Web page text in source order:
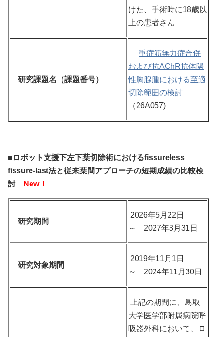
けた、手術時に18歳以
上の患者さん
研究課題名（課題番号）
重症筋無力症合併
および抗AChR抗体陽
性胸腺腫における至適
切除範囲の検討
（26A057)
■ロボット支援下左下葉切除術におけるfissureless
fissure-last法と従来葉間アプローチの短期成績の比較検
討
New！
研究期間
2026年5月22日
～ 2027年3月31日
研究対象期間
2019年11月1日
～ 2024年11月30日
上記の期間に、鳥取
大学医学部附属病院呼
吸器外科において、ロ